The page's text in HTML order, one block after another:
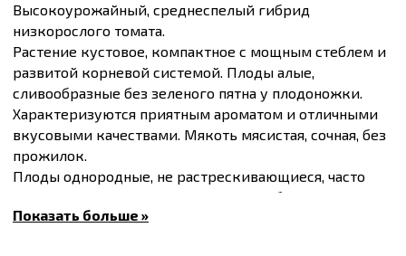
Высокоурожайный, среднеспелый гибрид
низкорослого томата.
Растение кустовое, компактное с мощным стеблем и
развитой корневой системой. Плоды алые,
сливообразные без зеленого пятна у плодоножки.
Характеризуются приятным ароматом и отличными
вкусовыми качествами. Мякоть мясистая, сочная, без
прожилок.
Плоды однородные, не растрескивающиеся, часто
используются в свежем виде, перерабатываются в
соки, или для цельноплодной консервации.
Показать больше »